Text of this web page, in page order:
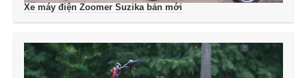
Xe máy điện Zoomer Suzika bản mới